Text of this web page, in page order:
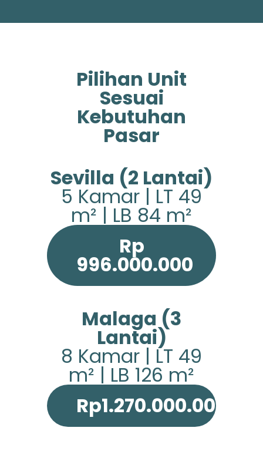
Pilihan Unit
Sesuai
Kebutuhan
Pasar
Sevilla (2 Lantai)
5 Kamar | LT 49
m² | LB 84 m²
Rp
996.000.000
Malaga (3
Lantai)
8 Kamar | LT 49
m² | LB 126 m²
Rp1.270.000.000